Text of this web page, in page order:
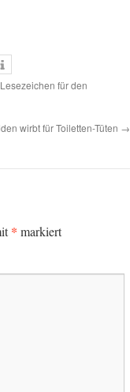
für den
wirbt für Toiletten-Tüten →
* markiert